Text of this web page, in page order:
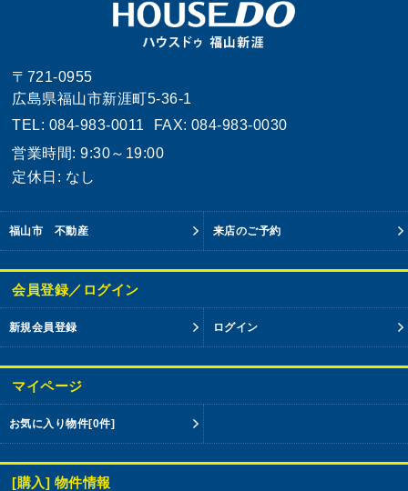
〒721-0955
広島県福山市新涯町5-36-1
TEL: 084-983-0011
FAX: 084-983-0030
営業時間: 9:30～19:00
定休日: なし
福山市 不動産 来店のご予約
会員登録／ログイン
新規会員登録 ログイン
マイページ
お気に入り物件[0件]
[購入] 物件情報